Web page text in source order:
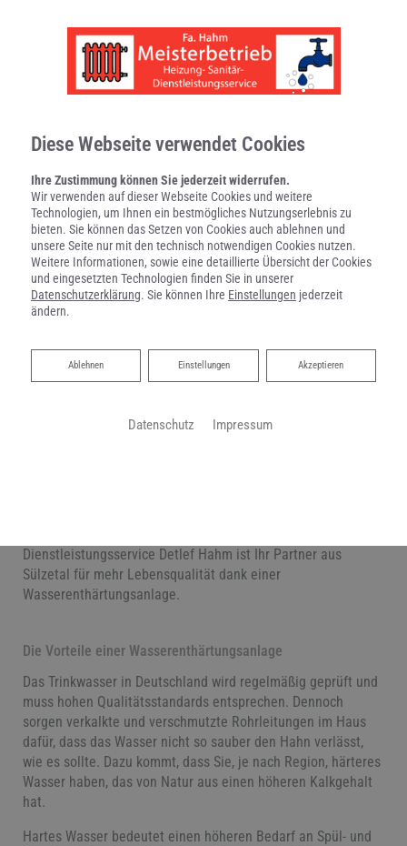
Ihre Wasserenthärtungsanlage
Mehr Lebensqualität im Handumdrehen
Dienstleistungsservice Detlef Hahm ist Ihr Partner aus
Sülzetal für mehr Lebensqualität dank einer
Wasserenthärtungsanlage.
Die Vorteile einer Wasserenthärtungsanlage
Das Trinkwasser in Deutschland wird regelmäßig geprüft und
muss hohen Qualitätsstandards entsprechen. Dennoch
sorgen verkalkte und verschmutzte Rohrleitungen im Haus
dafür, dass das Wasser nicht so sauber den Hahn verlässt,
wie es sollte. Dazu kommt, dass Sie, je nach Region, härteres
Wasser haben, das von Natur aus einen höheren Kalkgehalt
hat.
Hartes Wasser bedeutet einen höheren Bedarf an Spül- und
Diese Webseite verwendet Cookies
Ihre Zustimmung können Sie jederzeit widerrufen.
Wir verwenden auf dieser Webseite Cookies und weitere
Technologien, um Ihnen ein bestmögliches Nutzungserlebnis zu
bieten. Sie können das Setzen von Cookies auch ablehnen und
unsere Seite nur mit den technisch notwendigen Cookies nutzen.
Weitere Informationen, sowie eine detaillierte Übersicht der Cookies
und eingesetzten Technologien finden Sie in unserer
Datenschutzerklärung. Sie können Ihre Einstellungen jederzeit
ändern.
Akzeptieren
Einstellungen
Ablehnen
Ablehnen
Datenschutz Impressum